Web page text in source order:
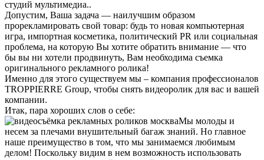
студий мультимедиа..
Допустим, Ваша задача — наилучшим образом
прорекламировать свой товар: будь то новая компьютерная
игра, импортная косметика, политический PR или социальная
проблема, на которую Вы хотите обратить внимание — что
бы вы ни хотели продвинуть, Вам необходима съемка
оригинального рекламного ролика!
Именно для этого существуем мы – компания профессионалов
TROPPIERRE Group, чтобы снять видеоролик для вас и вашей
компании.
Итак, пара хороших слов о себе:
Мы молоды и
несем за плечами внушительный багаж знаний. Но главное
наше преимущество в том, что мы занимаемся любимым
делом! Поскольку видим в нем возможность использовать